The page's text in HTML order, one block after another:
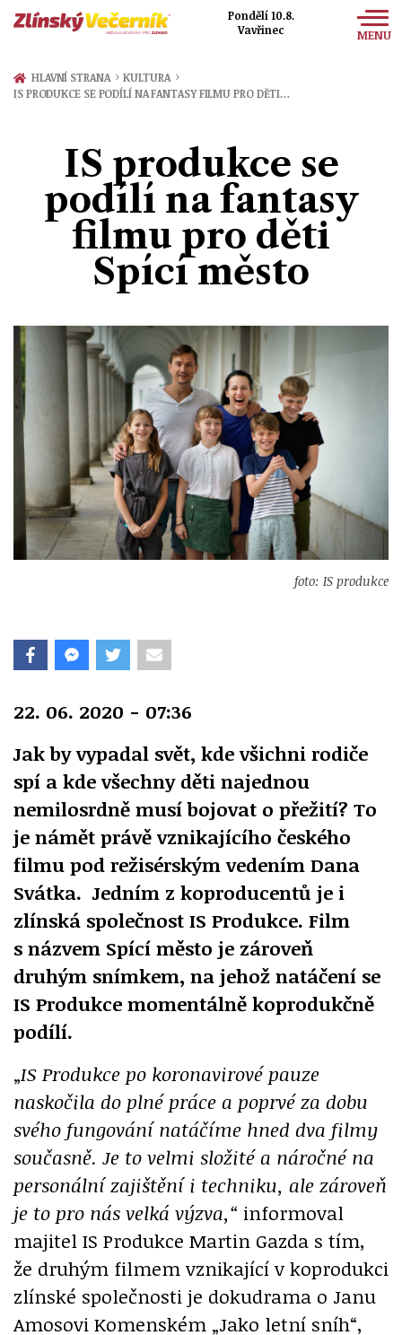
Pondělí 10.8.
Vavřinec
MENU
Zprávy
Kultura
Společnost
HLAVNÍ STRANA › KULTURA ›
IS PRODUKCE SE PODÍLÍ NA FANTASY FILMU PRO DĚTI…
IS produkce se
podílí na fantasy
filmu pro děti
Spící město
foto: IS produkce
22. 06. 2020 - 07:36
Jak by vypadal svět, kde všichni rodiče
spí a kde všechny děti najednou
nemilosrdně musí bojovat o přežití? To
je námět právě vznikajícího českého
filmu pod režisérským vedením Dana
Svátka. Jedním z koproducentů je i
zlínská společnost IS Produkce. Film
s názvem Spící město je zároveň
druhým snímkem, na jehož natáčení se
IS Produkce momentálně koprodukčně
podílí.
„IS Produkce po koronavirové pauze
naskočila do plné práce a poprvé za dobu
svého fungování natáčíme hned dva filmy
současně. Je to velmi složité a náročné na
personální zajištění i techniku, ale zároveň
je to pro nás velká výzva,“ informoval
majitel IS Produkce Martin Gazda s tím,
že druhým filmem vznikající v koprodukci
zlínské společnosti je dokudrama o Janu
Amosovi Komenském „Jako letní sníh“,